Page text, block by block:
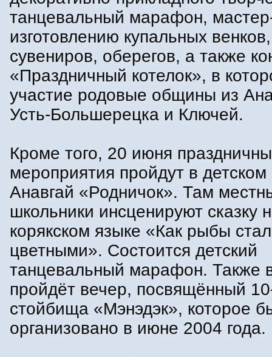
танцевальный марафон,
изготовлению купальных
сувениров, оберегов, а также
«Праздничный котелок», в
участие родовые общины из
Усть-Большерецка и Ключей.
Кроме того, 20 июня
мероприятия пройдут в детском
Анавгай «Родничок». Там
школьники инсценируют сказку
корякском языке «Как рыбы
цветными». Состоится детский
танцевальный марафон. Также
пройдёт вечер, посвящённый
стойбища «Мэнэдэк», которое
организовано в июне 2004 года.